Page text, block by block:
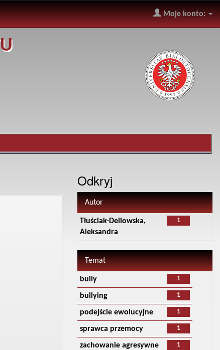
Moje konto:
Odkryj
Autor
1
Tłuściak-Deliowska,
Aleksandra
Temat
1
bully
1
bullying
1
podejście ewolucyjne
1
sprawca przemocy
1
zachowanie agresywne